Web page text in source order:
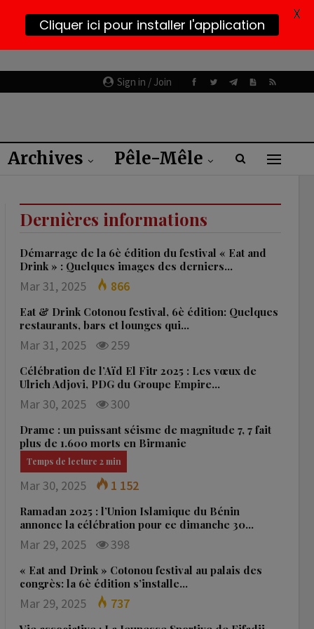
Sign in / Join
Archives Pêle-Mêle
Dernières informations
Démarrage de la 6è édition du festival « Eat and
Drink » : Quelques images des derniers…
Mar 31, 2025 866
Eat & Drink Cotonou festival, 6è édition: Quelques
restaurants, bars et lounges qui…
Mar 31, 2025 259
Célébration de l’Aïd El Fitr 2025 : Les vœux de
Ulrich Adjovi, PDG du Groupe Empire…
Mar 30, 2025 300
Drame : un puissant séisme de magnitude 7, 7 fait
plus de 1.600 morts en Birmanie
Mar 30, 2025 1 152
Ramadan 2025 : l’Union Islamique du Bénin
annonce la célébration pour ce dimanche 30…
Mar 29, 2025 398
« Eat and Drink » Cotonou festival au palais des
congrès: la 6è édition s’installe…
Mar 29, 2025 737
Cliquer ici pour installer l'application X